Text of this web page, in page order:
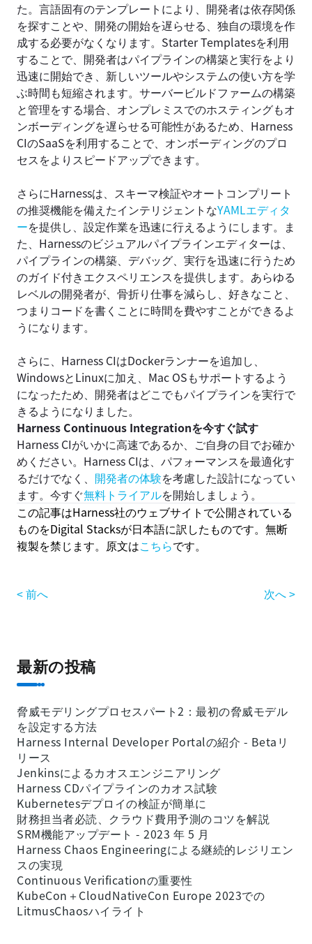
た。言語固有のテンプレートにより、開発者は依存関係
を探すことや、開発の開始を遅らせる、独自の環境を作
成する必要がなくなります。Starter Templatesを利用
することで、開発者はパイプラインの構築と実行をより
迅速に開始でき、新しいツールやシステムの使い方を学
ぶ時間も短縮されます。サーバービルドファームの構築
と管理をする場合、オンプレミスでのホスティングもオ
ンボーディングを遅らせる可能性があるため、Harness
CIのSaaSを利用することで、オンボーディングのプロ
セスをよりスピードアップできます。
さらにHarnessは、スキーマ検証やオートコンプリート
の推奨機能を備えたインテリジェントなYAMLエディタ
ーを提供し、設定作業を迅速に行えるようにします。ま
た、Harnessのビジュアルパイプラインエディターは、
パイプラインの構築、デバッグ、実行を迅速に行うため
のガイド付きエクスペリエンスを提供します。あらゆる
レベルの開発者が、骨折り仕事を減らし、好きなこと、
つまりコードを書くことに時間を費やすことができるよ
うになります。
さらに、Harness CIはDockerランナーを追加し、
WindowsとLinuxに加え、Mac OSもサポートするよう
になったため、開発者はどこでもパイプラインを実行で
きるようになりました。
Harness Continuous Integrationを今すぐ試す
Harness CIがいかに高速であるか、ご自身の目でお確か
めください。Harness CIは、パフォーマンスを最適化す
るだけでなく、 開発者の体験を考慮した設計になってい
ます。今すぐ無料トライアルを開始しましょう。
この記事はHarness社のウェブサイトで公開されている
ものをDigital Stacksが日本語に訳したものです。無断
複製を禁じます。原文はこちらです。
< 前へ 次へ >
最新の投稿
脅威モデリングプロセスパート2：最初の脅威モデル
を設定する方法
Harness Internal Developer Portalの紹介 - Betaリ
リース
Jenkinsによるカオスエンジニアリング
Harness CDパイプラインのカオス試験
Kubernetesデプロイの検証が簡単に
財務担当者必読、クラウド費用予測のコツを解説
SRM機能アップデート - 2023 年 5 月
Harness Chaos Engineeringによる継続的レジリエン
スの実現
Continuous Verificationの重要性
KubeCon＋CloudNativeCon Europe 2023での
LitmusChaosハイライト